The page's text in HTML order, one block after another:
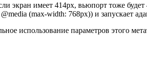
экран имеет 414px, вьюпорт тоже будет
@media (max-width: 768px)) и запускает
использование параметров этого